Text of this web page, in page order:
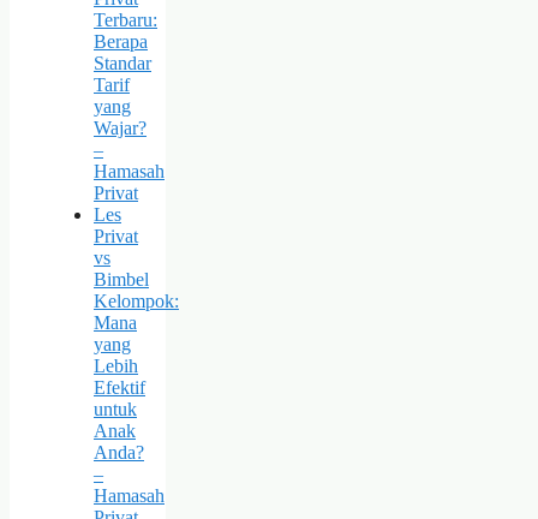
Terbaru:
Berapa
Standar
Tarif
yang
Wajar?
–
Hamasah
Privat
Les
Privat
vs
Bimbel
Kelompok:
Mana
yang
Lebih
Efektif
untuk
Anak
Anda?
–
Hamasah